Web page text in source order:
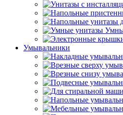
Умывальники